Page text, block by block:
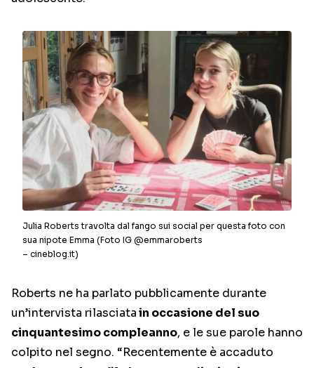
Julia Roberts travolta dal fango sui social per questa foto con
sua nipote Emma (Foto IG @emmaroberts
– cineblog.it)
Roberts ne ha parlato pubblicamente durante
un’intervista rilasciatain occasione del suo
cinquantesimo compleanno, e le sue parole hanno
colpito nel segno. “Recentemente è accaduto